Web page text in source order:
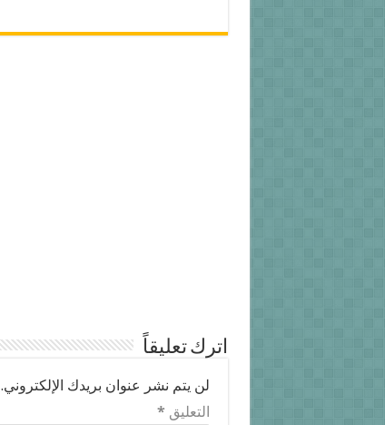
اترك تعليقاً
لن يتم نشر عنوان بريدك الإلكتروني.
التعليق *